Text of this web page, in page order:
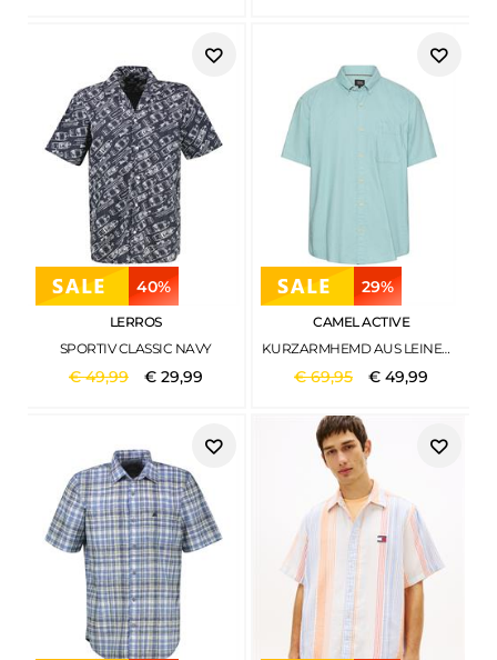
40%
LERROS
SPORTIV CLASSIC NAVY
€49,99 € 29,99
29%
CAMEL ACTIVE
KURZARMHEMD AUS LEINENMIX OCEAN GREEN
€69,95 €49,99